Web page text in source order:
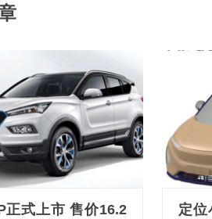
正式上市 售价16.2 定位